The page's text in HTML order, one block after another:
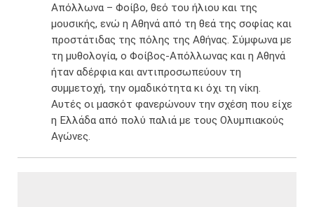
Απόλλωνα – Φοίβο, θεό του ήλιου και της
μουσικής, ενώ η Αθηνά από τη θεά της σοφίας και
προστάτιδας της πόλης της Αθήνας. ​Σύμφωνα με
τη μυθολογία, ο Φοίβος-Απόλλωνας και η Αθηνά
ήταν αδέρφια και αντιπροσωπεύουν τη
συμμετοχή, την ομαδικότητα κι όχι τη νίκη.​
Αυτές οι μασκότ φανερώνουν την σχέση που είχε
η Ελλάδα από πολύ παλιά με τους Ολυμπιακούς
Αγώνες.​​